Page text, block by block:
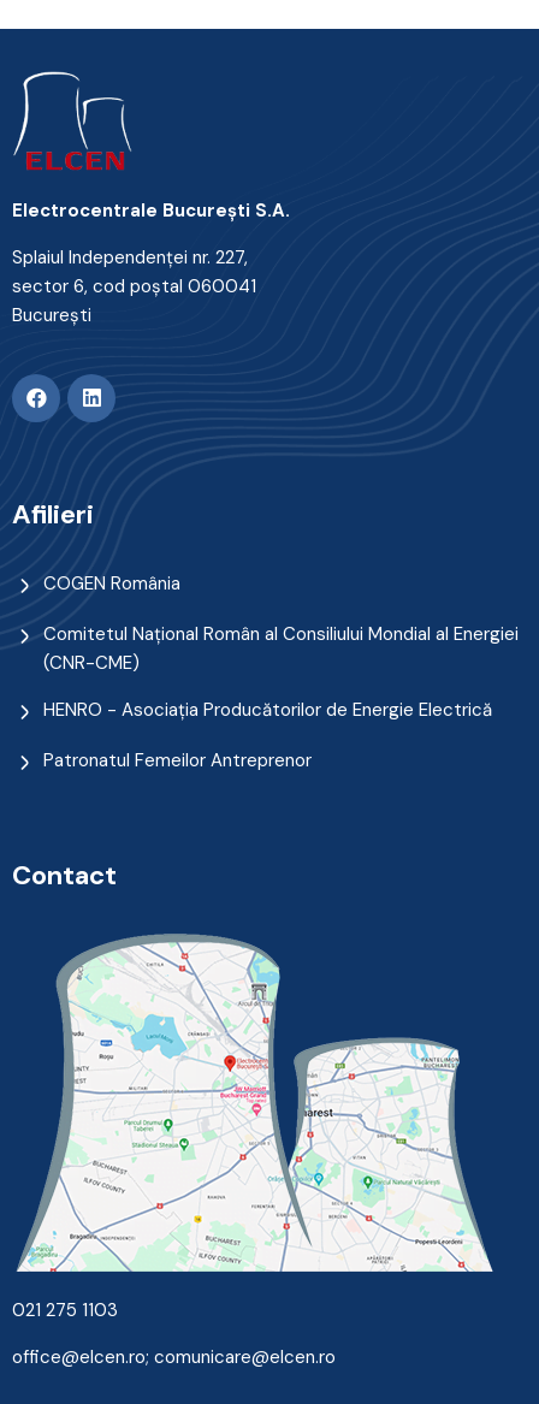
Electrocentrale Bucureşti S.A.
Splaiul Independenţei nr. 227,
sector 6, cod poştal 060041
Bucureşti
Afilieri
COGEN România
Comitetul Naţional Român al Consiliului Mondial al Energiei
(CNR-CME)
HENRO - Asociația Producătorilor de Energie Electrică
Patronatul Femeilor Antreprenor
Contact
021 275 1103
office@elcen.ro; comunicare@elcen.ro